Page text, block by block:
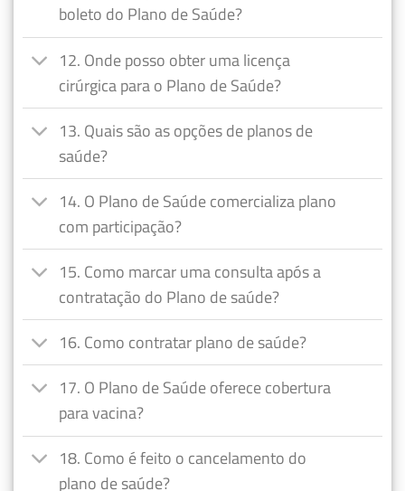
boleto do Plano de Saúde?
12. Onde posso obter uma licença
cirúrgica para o Plano de Saúde?
13. Quais são as opções de planos de
saúde?
14. O Plano de Saúde comercializa plano
com participação?
15. Como marcar uma consulta após a
contratação do Plano de saúde?
16. Como contratar plano de saúde?
17. O Plano de Saúde oferece cobertura
para vacina?
18. Como é feito o cancelamento do
plano de saúde?